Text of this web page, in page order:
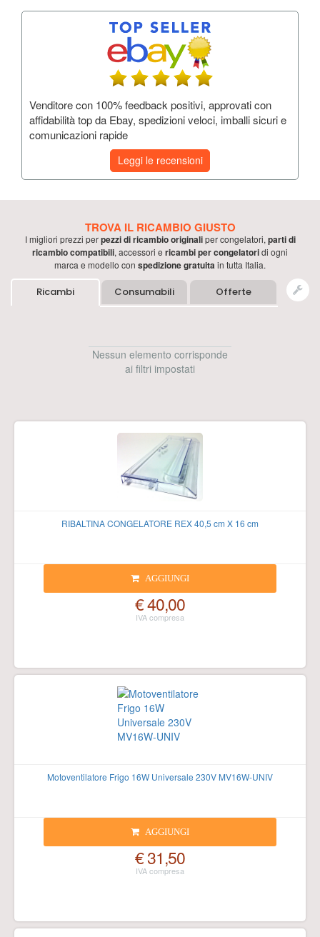
Venditore con 100% feedback positivi, approvati con
affidabilità top da Ebay, spedizioni veloci, imballi sicuri e
comunicazioni rapide
Leggi le recensioni
TROVA IL RICAMBIO GIUSTO
I migliori prezzi perpezzi di ricambio originalipercongelatori, parti di
ricambio compatibili, accessori e ricambi percongelatoridi ogni
marca e modello con spedizione gratuitain tutta Italia.
Ricambi Consumabili Offerte
Nessun elemento corrisponde
ai filtri impostati
RIBALTINA CONGELATORE REX 40,5 cm X 16 cm
AGGIUNGI
€ 40,00
Motoventilatore Frigo 16W Universale 230V MV16W-UNIV
AGGIUNGI
€ 31,50